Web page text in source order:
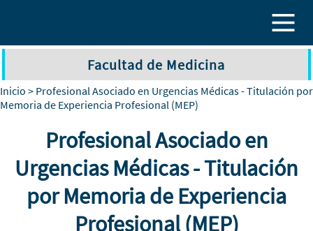
Facultad de Medicina
Inicio > Profesional Asociado en Urgencias Médicas - Titulación por
Memoria de Experiencia Profesional (MEP)
Profesional Asociado en
Urgencias Médicas - Titulación
por Memoria de Experiencia
Profesional (MEP)